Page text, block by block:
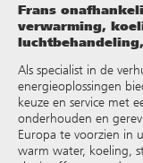
Frans
verwarming,
Als specialist in de
energieoplossingen
keuze en service met
onderhouden en
Europa te voorzien in
warm water, koeling,